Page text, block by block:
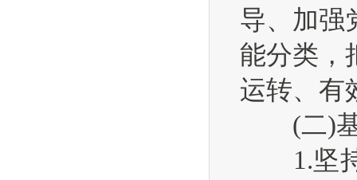
导、加强
能分类，
运转、有
(二)基
1.坚持